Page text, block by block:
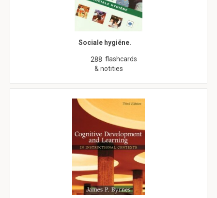
Sociale hygiëne.
288 flashcards
& notities